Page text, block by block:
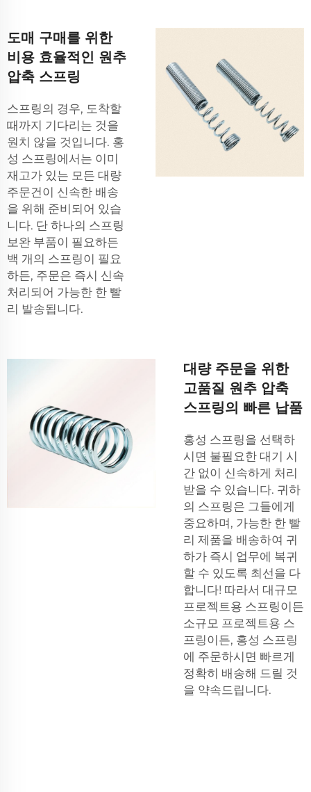
도매 구매를 위한
비용 효율적인 원추
압축 스프링
스프링의 경우, 도착할
때까지 기다리는 것을
원치 않을 것입니다. 홍
성 스프링에서는 이미
재고가 있는 모든 대량
주문건이 신속한 배송
을 위해 준비되어 있습
니다. 단 하나의 스프링
보완 부품이 필요하든
백 개의 스프링이 필요
하든, 주문은 즉시 신속
처리되어 가능한 한 빨
리 발송됩니다.
대량 주문을 위한
고품질 원추 압축
스프링의 빠른 납품
홍성 스프링을 선택하
시면 불필요한 대기 시
간 없이 신속하게 처리
받을 수 있습니다. 귀하
의 스프링은 그들에게
중요하며, 가능한 한 빨
리 제품을 배송하여 귀
하가 즉시 업무에 복귀
할 수 있도록 최선을 다
합니다! 따라서 대규모
프로젝트용 스프링이든
소규모 프로젝트용 스
프링이든, 홍성 스프링
에 주문하시면 빠르게
정확히 배송해 드릴 것
을 약속드립니다.